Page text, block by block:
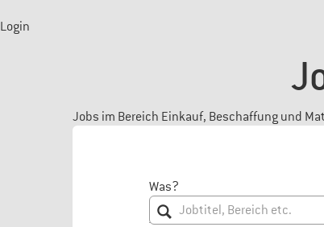
Login
Jobs im Bereich Einkauf, Beschaffung und
Was?